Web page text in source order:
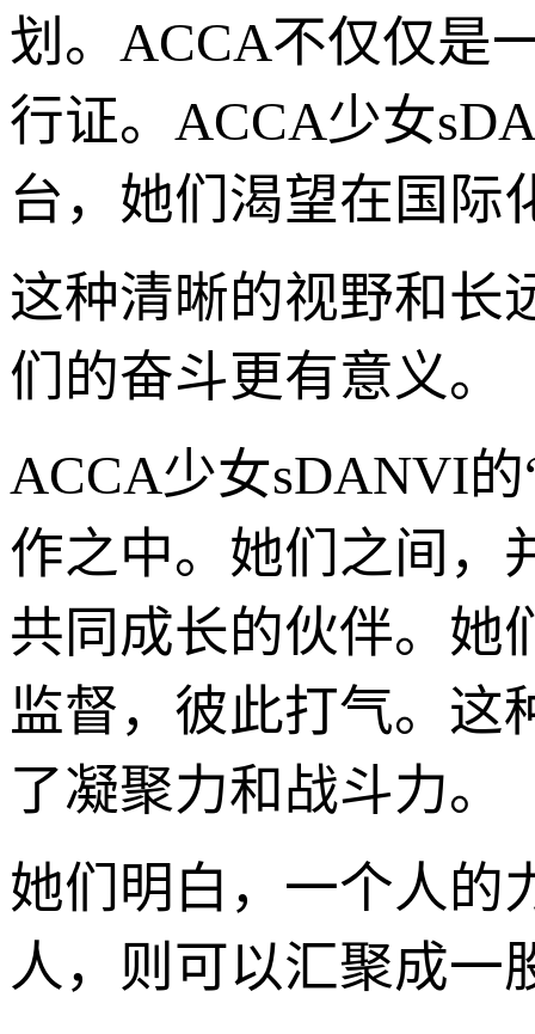
划。ACCA不仅仅是
行证。ACCA少女
台，她们渴望在国际
这种清晰的视野和长
们的奋斗更有意义。
ACCA少女sDANVI
作之中。她们之间，
共同成长的伙伴。她
监督，彼此打气。这
了凝聚力和战斗力。
她们明白，一个人的
人，则可以汇聚成一